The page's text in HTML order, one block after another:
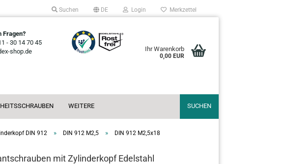
Suchen DE Login Merkzettel
Fragen?
- 30 14 70 45
shop.de
Ihr Warenkorb
0,00 EUR
SUCHEN
WEITERE
DIN 912 » DIN 912 M2,5 » DIN 912 M2,5x18
mit Zylinderkopf Edelstahl